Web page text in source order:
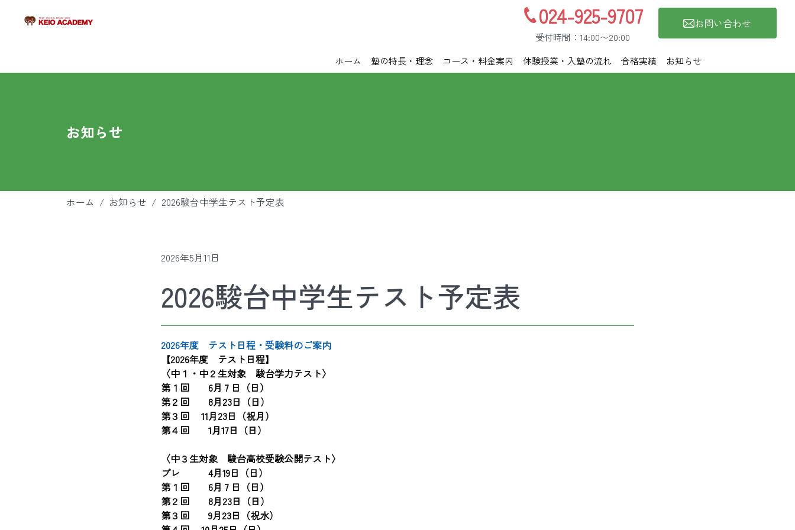
024-925-9707
受付時間：14:00〜20:00
お問い合わせ
ホーム 塾の特長・理念 コース・料金案内 体験授業・入塾の流れ 合格実績 お知らせ
お知らせ
ホーム / お知らせ / 2026駿台中学生テスト予定表
2026年5月11日
2026駿台中学生テスト予定表
2026年度　テスト日程・受験料のご案内
【2026年度　テスト日程】
〈中１・中２生対象　駿台学力テスト〉
第１回　　6月 7 日（日）
第２回　　8月23日（日）
第３回　 11月23日（祝月）
第４回　　1月17日（日）
〈中３生対象　駿台高校受験公開テスト〉
プレ　　　4月19日（日）
第１回　　6月 7 日（日）
第２回　　8月23日（日）
第３回　　9月23日（祝水）